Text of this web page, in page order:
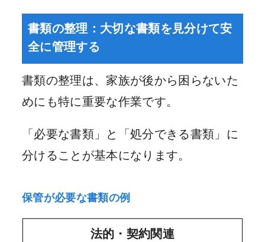
書類の整理：大切な書類を見分けて安
全に管理する
書類の整理は、家族が後から困らないた
めにも特に重要な作業です。
「必要な書類」と「処分できる書類」に
分けることが基本になります。
保管が必要な書類の例
法的・契約関連